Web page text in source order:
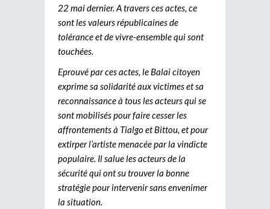
22 mai dernier. A travers ces actes, ce
sont les valeurs républicaines de
tolérance et de vivre-ensemble qui sont
touchées.
Eprouvé par ces actes, le Balai citoyen
exprime sa solidarité aux victimes et sa
reconnaissance à tous les acteurs qui se
sont mobilisés pour faire cesser les
affrontements à Tialgo et Bittou, et pour
extirper l’artiste menacée par la vindicte
populaire. Il salue les acteurs de la
sécurité qui ont su trouver la bonne
stratégie pour intervenir sans envenimer
la situation.